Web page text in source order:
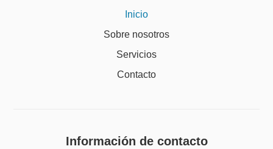
Inicio
Sobre nosotros
Servicios
Contacto
Información de contacto